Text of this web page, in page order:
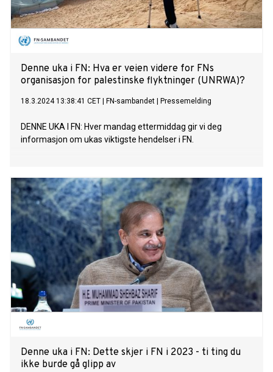
Denne uka i FN: Hva er veien videre for FNs
organisasjon for palestinske flyktninger (UNRWA)?
18.3.2024 13:38:41 CET FN-sambandet Pressemelding
DENNE UKA I FN: Hver mandag ettermiddag gir vi deg
informasjon om ukas viktigste hendelser i FN.
Denne uka i FN: Dette skjer i FN i 2023 - ti ting du
ikke burde gå glipp av